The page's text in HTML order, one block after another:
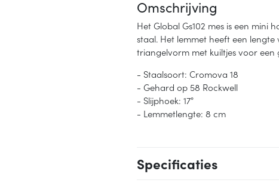
Omschrijving
Het Global Gs102 mes is een
staal. Het lemmet heeft een
triangelvorm met kuiltjes voor een
- Staalsoort: Cromova 18
- Gehard op 58 Rockwell
- Slijphoek: 17°
- Lemmetlengte: 8 cm
Specificaties